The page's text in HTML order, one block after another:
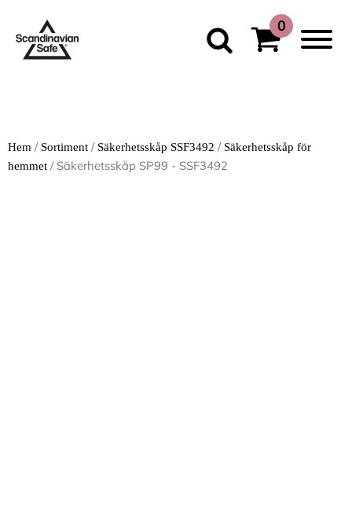
Hem / Sortiment / Säkerhetsskåp SSF3492 / Säkerhetsskåp för
hemmet / Säkerhetsskåp SP99 - SSF3492